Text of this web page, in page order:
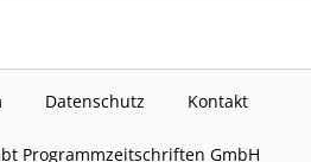
Datenschutz Kontakt
Programmzeitschriften GmbH